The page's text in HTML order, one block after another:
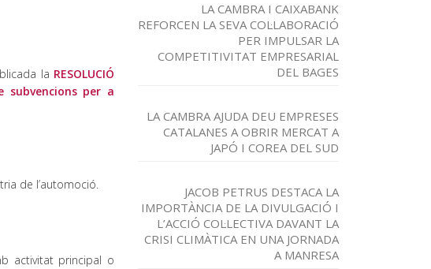
la RESOLUCIÓ
subvencions per a
de l’automoció.
activitat principal o
LA CAMBRA I CAIXABANK
REFORCEN LA SEVA COL·LABORACIÓ
PER IMPULSAR LA
COMPETITIVITAT EMPRESARIAL
DEL BAGES
LA CAMBRA AJUDA DEU EMPRESES
CATALANES A OBRIR MERCAT A
JAPÓ I COREA DEL SUD
JACOB PETRUS DESTACA LA
IMPORTÀNCIA DE LA DIVULGACIÓ I
L’ACCIÓ COL·LECTIVA DAVANT LA
CRISI CLIMÀTICA EN UNA JORNADA
A MANRESA